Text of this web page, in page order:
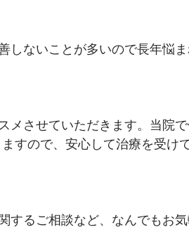
しないことが多いので長年悩
メさせていただきます。当院
すので、安心して治療を受け
するご相談など、なんでもお